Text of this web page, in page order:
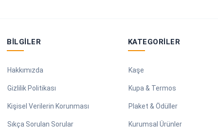
BILGILER
Hakkımızda
Gizlilik Politikası
Kişisel Verilerin Korunması
Sıkça Sorulan Sorular
KATEGORILER
Kaşe
Kupa & Termos
Plaket & Ödüller
Kurumsal Ürünler